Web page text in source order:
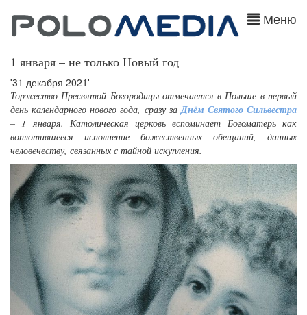
Меню
1 января – не только Новый год
'31 декабря 2021'
Торжество Пресвятой Богородицы отмечается в Польше в первый
день календарного нового года, сразу заДнём Святого Сильвестра
– 1 января. Католическая церковь вспоминает Богоматерь как
воплотившееся исполнение божественных обещаний, данных
человечеству, связанных с тайной искупления.